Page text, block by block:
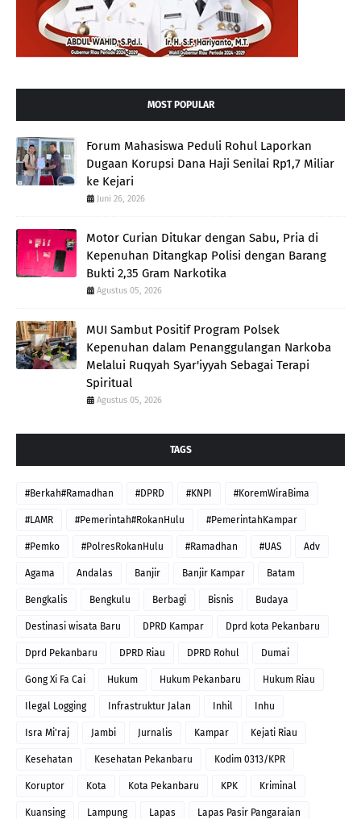
MOST POPULAR
Forum Mahasiswa Peduli Rohul Laporkan
Dugaan Korupsi Dana Haji Senilai Rp1,7 Miliar
ke Kejari
Juni 26, 2026
Motor Curian Ditukar dengan Sabu, Pria di
Kepenuhan Ditangkap Polisi dengan Barang
Bukti 2,35 Gram Narkotika
Agustus 05, 2026
MUI Sambut Positif Program Polsek
Kepenuhan dalam Penanggulangan Narkoba
Melalui Ruqyah Syar'iyyah Sebagai Terapi
Spiritual
Agustus 05, 2026
TAGS
#Berkah#Ramadhan #DPRD #KNPI #KoremWiraBima
#LAMR #Pemerintah#RokanHulu #PemerintahKampar
#Pemko #PolresRokanHulu #Ramadhan #UAS Adv
Agama Andalas Banjir Banjir Kampar Batam
Bengkalis Bengkulu Berbagi Bisnis Budaya
Destinasi wisata Baru DPRD Kampar Dprd kota Pekanbaru
Dprd Pekanbaru DPRD Riau DPRD Rohul Dumai
Gong Xi Fa Cai Hukum Hukum Pekanbaru Hukum Riau
Ilegal Logging Infrastruktur Jalan Inhil Inhu
Isra Mi'raj Jambi Jurnalis Kampar Kejati Riau
Kesehatan Kesehatan Pekanbaru Kodim 0313/KPR
Koruptor Kota Kota Pekanbaru KPK Kriminal
Kuansing Lampung Lapas Lapas Pasir Pangaraian